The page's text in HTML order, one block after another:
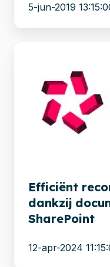
5-jun-2019
management
dankzij
document
Efficiënt
dankzij
SharePoint
12-apr-2024